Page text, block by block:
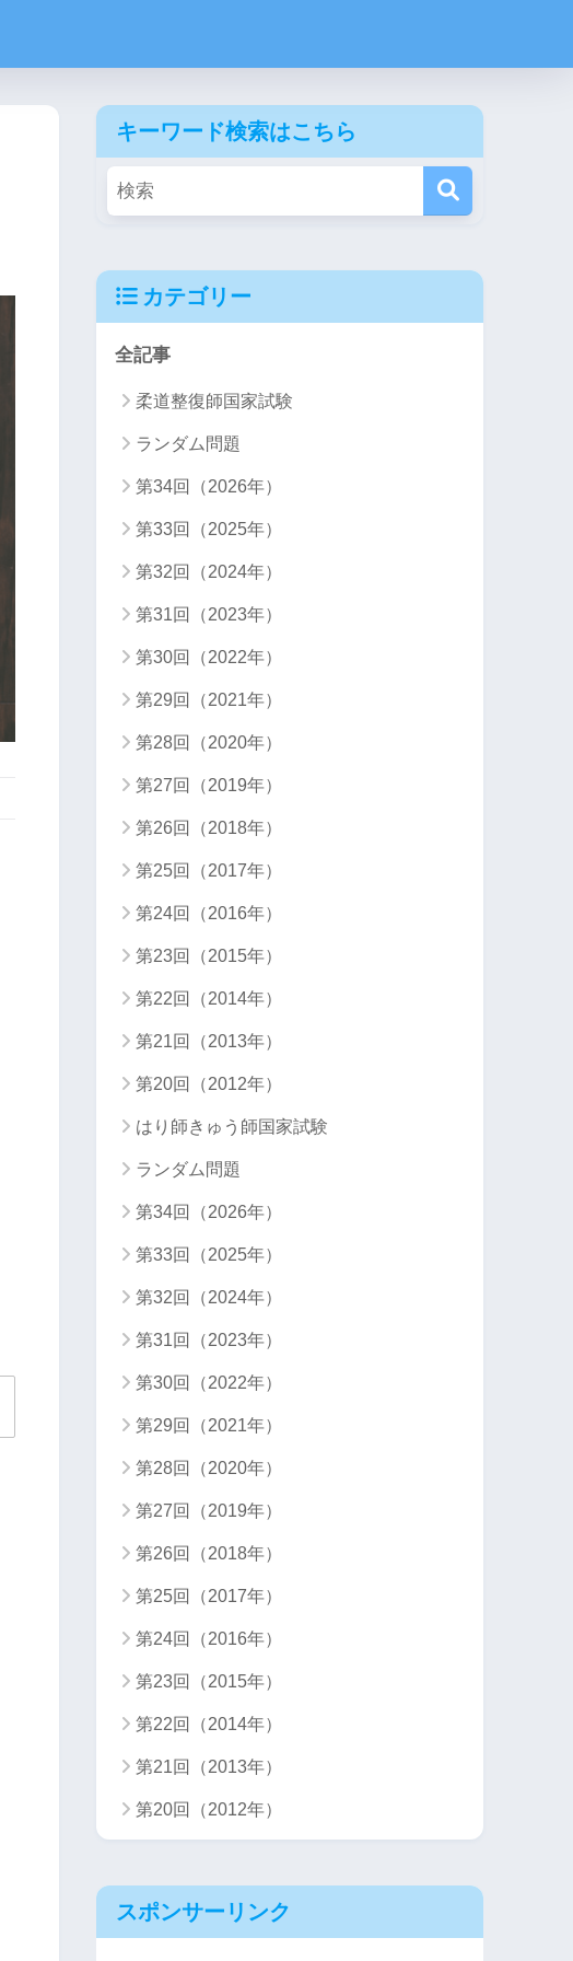
キーワード検索はこちら
カテゴリー
全記事
柔道整復師国家試験
ランダム問題
第34回（2026年）
第33回（2025年）
第32回（2024年）
第31回（2023年）
第30回（2022年）
第29回（2021年）
第28回（2020年）
第27回（2019年）
第26回（2018年）
第25回（2017年）
第24回（2016年）
第23回（2015年）
第22回（2014年）
第21回（2013年）
第20回（2012年）
はり師きゅう師国家試験
ランダム問題
第34回（2026年）
第33回（2025年）
第32回（2024年）
第31回（2023年）
第30回（2022年）
第29回（2021年）
第28回（2020年）
第27回（2019年）
第26回（2018年）
第25回（2017年）
第24回（2016年）
第23回（2015年）
第22回（2014年）
第21回（2013年）
第20回（2012年）
スポンサーリンク